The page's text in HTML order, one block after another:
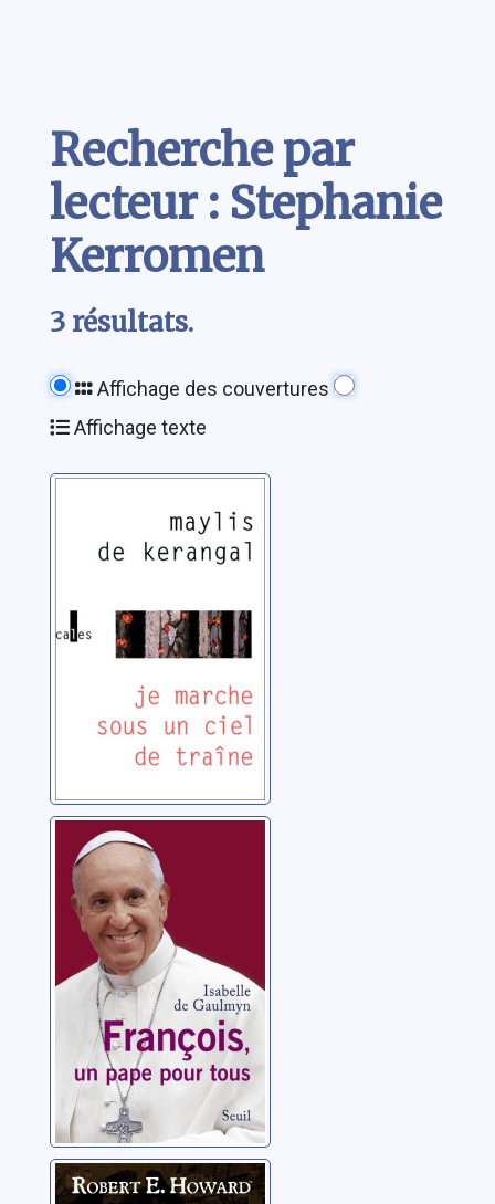
Recherche par
lecteur : Stephanie
Kerromen
3 résultats.
Affichage des couvertures
Affichage texte
un ciel de traîne
Kerangal, Maylis de
François, un
pape pour tous
Gaulmyn, Isabelle de
Solomon Kane